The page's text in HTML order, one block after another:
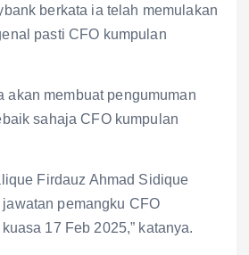
berkata ia telah memulakan
pasti CFO kumpulan
akan membuat pengumuman
sahaja CFO kumpulan
Firdauz Ahmad Sidique
pemangku CFO
17 Feb 2025,” katanya.